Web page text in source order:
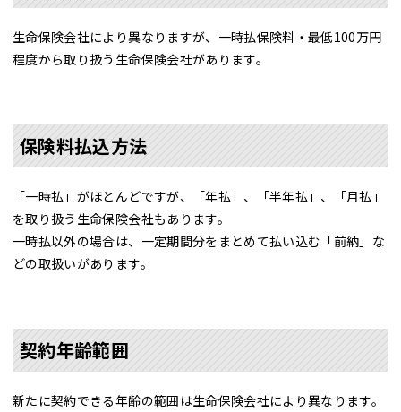
生命保険会社により異なりますが、一時払保険料・最低100万円
程度から取り扱う生命保険会社があります。
保険料払込方法
「一時払」がほとんどですが、「年払」、「半年払」、「月払」
を取り扱う生命保険会社もあります。
一時払以外の場合は、一定期間分をまとめて払い込む「前納」な
どの取扱いがあります。
契約年齢範囲
新たに契約できる年齢の範囲は生命保険会社により異なります。